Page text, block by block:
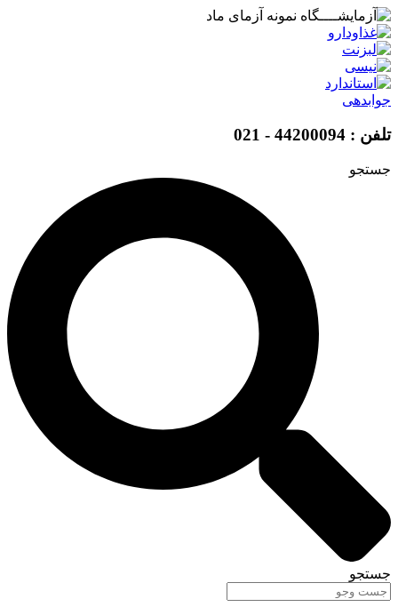
پرش
به
محتوا
جوابدهی
تلفن : 44200094 - 021
جستجو
جستجو